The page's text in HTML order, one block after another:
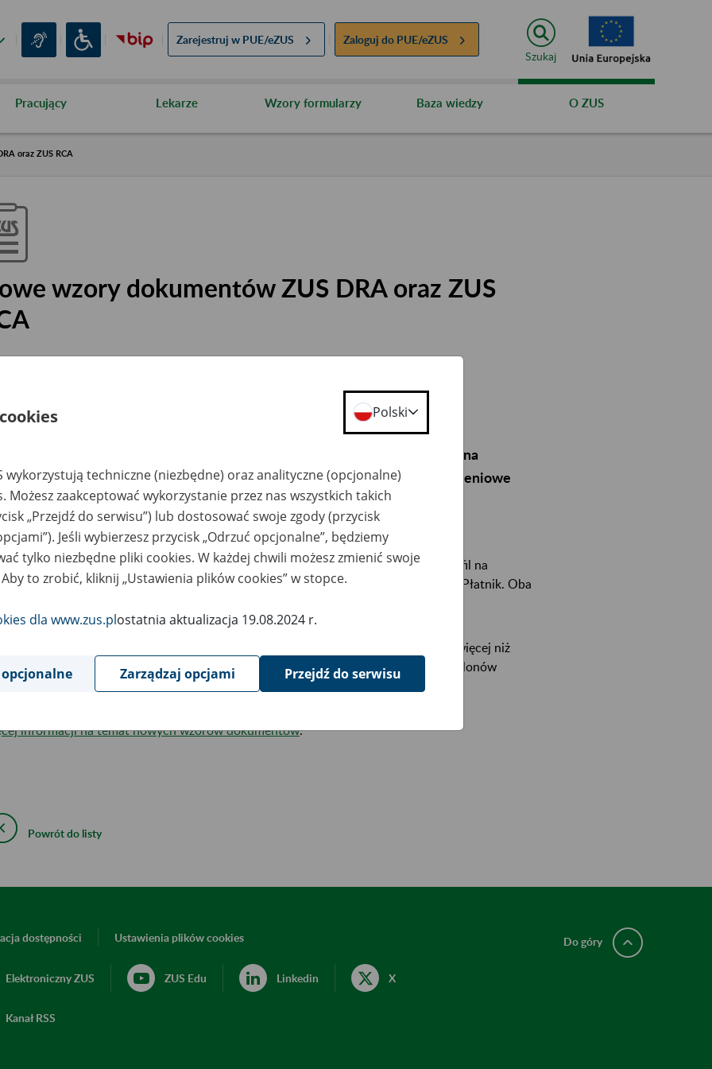
Zarejestruj w PUE/eZUS Zaloguj do PUE/eZUS
Szukaj
Pracujący Lekarze Wzory formularzy Baza wiedzy O ZUS
oraz ZUS RCA
wzory dokumentów ZUS DRA oraz ZUS
Ład wprowadził zmiany w zasadach rozliczania oraz opłacania składek na
zdrowotne. Do tych zmian ZUS dostosował dokumenty rozliczeniowe
DRA oraz ZUS RCA.
wersjeZUS DRAorazZUS RCAdokumentów będzie można wypełniać i wysyłać
w programie Płatnik. Płatnicy, którzy zatrudniają do 100 osób i mają profil na
Usług Elektronicznych (PUE) ZUS, mogą je wypełniać i wysyłać w aplikacji ePłatnik. Oba
składek, którzy rozliczają składki sam za siebie oraz Ci, którzy zatrudniają nie więcej niż
pracowników i nie korzystają z aplikacji ePłatnik mogą użyć interaktywnych szablonów
rozliczeniowych.
informacji na temat nowych wzorów dokumentów.
Powrót do listy
dostępności Ustawienia plików cookies
Elektroniczny ZUS ZUS Edu Linkedin X
Kanał RSS
Do góry
Polski
wykorzystują techniczne (niezbędne) oraz analityczne (opcjonalne)
Możesz zaakceptować wykorzystanie przez nas wszystkich takich
„Przejdź do serwisu”) lub dostosować swoje zgody (przycisk
Jeśli wybierzesz przycisk „Odrzuć opcjonalne”, będziemy
tylko niezbędne pliki cookies. W każdej chwili możesz zmienić swoje
to zrobić, kliknij „Ustawienia plików cookies” w stopce.
dla www.zus.plostatnia aktualizacja 19.08.2024 r.
Zarządzaj opcjami Przejdź do serwisu